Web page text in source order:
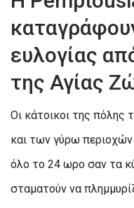
ευλογίας
της Αγίας
Οι κάτοικοι της πόλης
και των γύρω περιοχών
όλο το 24 ωρο σαν τα
σταματούν να